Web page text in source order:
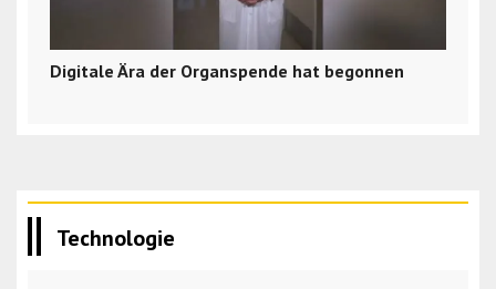
Digitale Ära der Organspende hat begonnen
Technologie